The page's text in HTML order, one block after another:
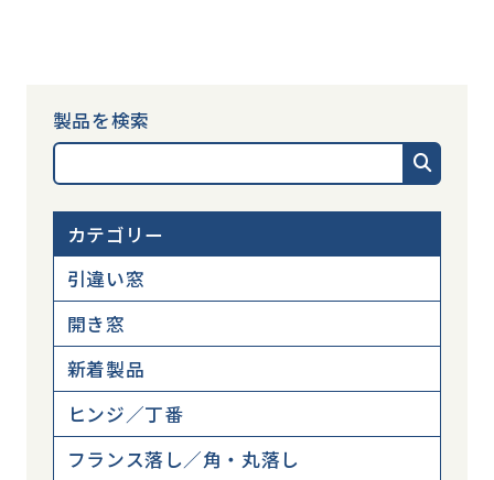
製品を検索
カテゴリー
引違い窓
開き窓
新着製品
ヒンジ／丁番
フランス落し／角・丸落し